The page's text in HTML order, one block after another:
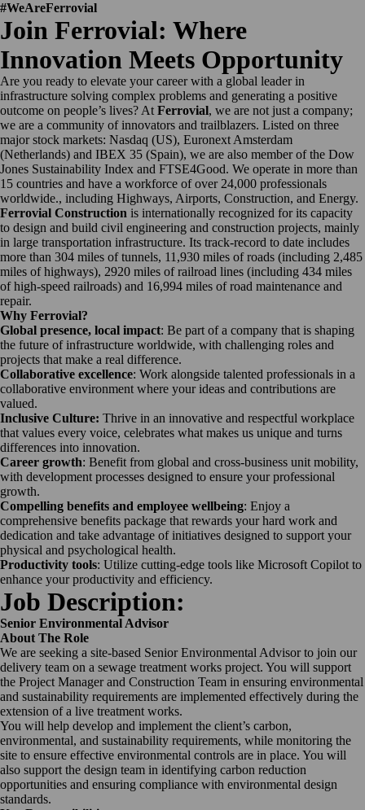
#WeAreFerrovial
Join Ferrovial: Where
Innovation Meets Opportunity
Are you ready to elevate your career with a global leader in
infrastructure solving complex problems and generating a positive
outcome on people’s lives? At Ferrovial, we are not just a company;
we are a community of innovators and trailblazers. Listed on three
major stock markets: Nasdaq (US), Euronext Amsterdam
(Netherlands) and IBEX 35 (Spain), we are also member of the Dow
Jones Sustainability Index and FTSE4Good. We operate in more than
15 countries and have a workforce of over 24,000 professionals
worldwide., including Highways, Airports, Construction, and Energy.
Ferrovial Construction is internationally recognized for its capacity
to design and build civil engineering and construction projects, mainly
in large transportation infrastructure. Its track-record to date includes
more than 304 miles of tunnels, 11,930 miles of roads (including 2,485
miles of highways), 2920 miles of railroad lines (including 434 miles
of high-speed railroads) and 16,994 miles of road maintenance and
repair.
Why Ferrovial?
Global presence, local impact: Be part of a company that is shaping
the future of infrastructure worldwide, with challenging roles and
projects that make a real difference.
Collaborative excellence: Work alongside talented professionals in a
collaborative environment where your ideas and contributions are
valued.
Inclusive Culture: Thrive in an innovative and respectful workplace
that values every voice, celebrates what makes us unique and turns
differences into innovation.
Career growth: Benefit from global and cross-business unit mobility,
with development processes designed to ensure your professional
growth.
Compelling benefits and employee wellbeing: Enjoy a
comprehensive benefits package that rewards your hard work and
dedication and take advantage of initiatives designed to support your
physical and psychological health.
Productivity tools: Utilize cutting-edge tools like Microsoft Copilot to
enhance your productivity and efficiency.
Job Description:
Senior Environmental Advisor
About The Role
We are seeking a site-based Senior Environmental Advisor to join our
delivery team on a sewage treatment works project. You will support
the Project Manager and Construction Team in ensuring environmental
and sustainability requirements are implemented effectively during the
extension of a live treatment works.
You will help develop and implement the client’s carbon,
environmental, and sustainability requirements, while monitoring the
site to ensure effective environmental controls are in place. You will
also support the design team in identifying carbon reduction
opportunities and ensuring compliance with environmental design
standards.